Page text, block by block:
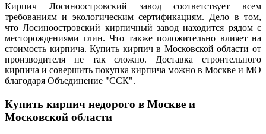
Кирпич Лосиноостровский завод соответствует всем
требованиям и экологическим сертификациям. Дело в том,
что Лосиноостровский кирпичный завод находится рядом с
месторождениями глин. Что также положительно влияет на
стоимость кирпича. Купить кирпич в Московской области от
производителя не так сложно. Доставка строительного
кирпича и совершить покупка кирпича можно в Москве и МО
благодаря Объединение "ССК".
Купить кирпич недорого в Москве и
Московской области